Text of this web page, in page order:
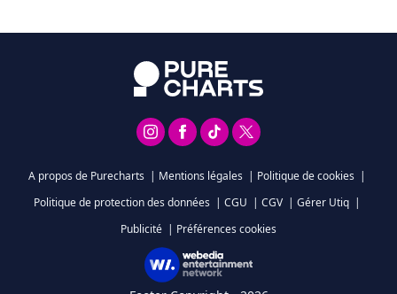
A propos de Purecharts | Mentions légales | Politique de cookies |
Politique de protection des données | CGU | CGV | Gérer Utiq |
Publicité | Préférences cookies